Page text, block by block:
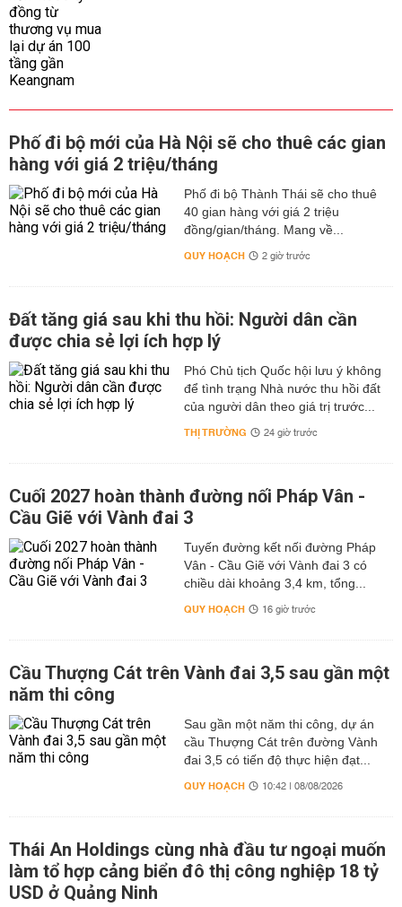
Phố đi bộ mới của Hà Nội sẽ cho thuê các gian
hàng với giá 2 triệu/tháng
Phố đi bộ Thành Thái sẽ cho thuê
40 gian hàng với giá 2 triệu
đồng/gian/tháng. Mang về...
QUY HOẠCH 2 giờ trước
Đất tăng giá sau khi thu hồi: Người dân cần
được chia sẻ lợi ích hợp lý
Phó Chủ tịch Quốc hội lưu ý không
để tình trạng Nhà nước thu hồi đất
của người dân theo giá trị trước...
THỊ TRƯỜNG 24 giờ trước
Cuối 2027 hoàn thành đường nối Pháp Vân -
Cầu Giẽ với Vành đai 3
Tuyến đường kết nối đường Pháp
Vân - Cầu Giẽ với Vành đai 3 có
chiều dài khoảng 3,4 km, tổng...
QUY HOẠCH 16 giờ trước
Cầu Thượng Cát trên Vành đai 3,5 sau gần một
năm thi công
Sau gần một năm thi công, dự án
cầu Thượng Cát trên đường Vành
đai 3,5 có tiến độ thực hiện đạt...
QUY HOẠCH 10:42 | 08/08/2026
Thái An Holdings cùng nhà đầu tư ngoại muốn
làm tổ hợp cảng biển đô thị công nghiệp 18 tỷ
USD ở Quảng Ninh